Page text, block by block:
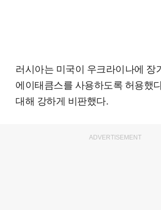
러시아는 미국이 우크라이나에 장
에이태큼스를 사용하도록 허용했
대해 강하게 비판했다.
ADVERTISEMENT